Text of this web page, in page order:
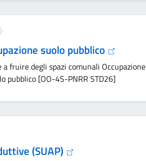
suolo pubblico
fruire degli spazi comunali Occupazione
pubblico [OO-4S-PNRR STD26]
(SUAP)